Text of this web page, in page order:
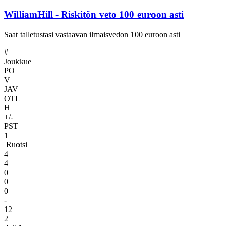
WilliamHill - Riskitön veto 100 euroon asti
Saat talletustasi vastaavan ilmaisvedon 100 euroon asti
#
Joukkue
PO
V
JAV
OTL
H
+/-
PST
1
Ruotsi
4
4
0
0
0
-
12
2